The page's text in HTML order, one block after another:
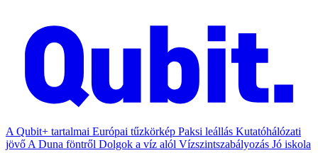
A Qubit+ tartalmai Európai tűzkörkép Paksi leállás Kutatóhálózati
jövő A Duna föntről Dolgok a víz alól Vízszintszabályozás Jó iskola